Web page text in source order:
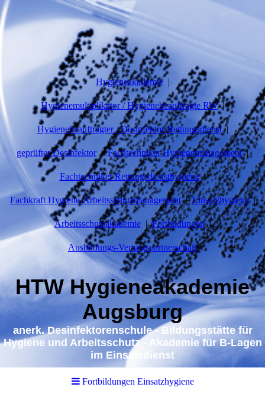
Hygieneakademie
Hygienemultiplikator / Hygienebeauftragte RW
Hygienebeauftragter / Desinfektor Rettungsdienst
geprüfter Desinfektor Fachtechniker Hygienemanagement
Fachtechniker Rettungsdiensthygiene
Fachkraft Hygiene-Arbeitsschutzmanagement Einsatzhygiene
Arbeitsschutzakademie Fortbildungen
Ausbildungs-Vertragspartnerschaft
HTW Hygieneakademie
Augsburg
anerk. Desinfektorenschule - Bildungsstätte für
Hygiene und Arbeitsschutz - Akademie für B-Lagen
im Einsatzdienst
Fortbildungen Einsatzhygiene